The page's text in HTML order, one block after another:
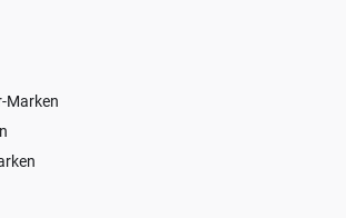
Marken